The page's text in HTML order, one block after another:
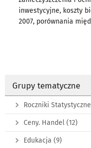
inwestycyjne, koszty
2007, porównania
Grupy tematyczne
Roczniki Statystyczne
Ceny. Handel (12)
Edukacja (9)